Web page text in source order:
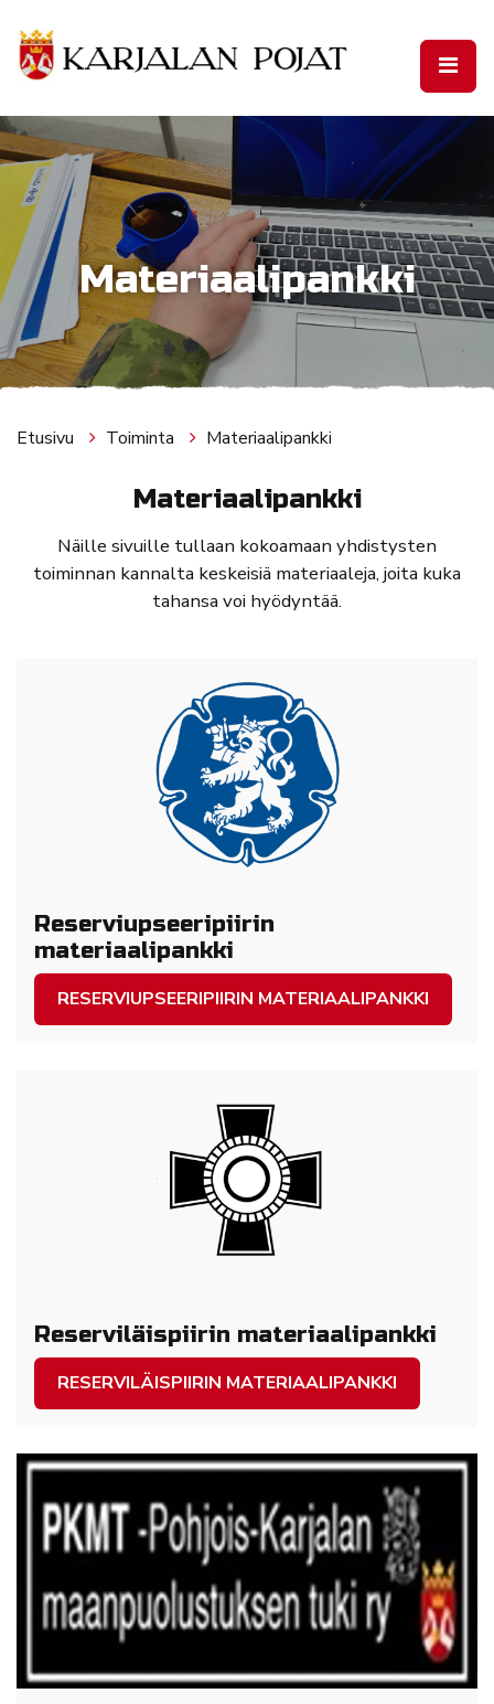
Materiaalipankki
Etusivu Toiminta Materiaalipankki
Materiaalipankki
Näille sivuille tullaan kokoamaan yhdistysten
toiminnan kannalta keskeisiä materiaaleja, joita kuka
tahansa voi hyödyntää.
Reserviupseeripiirin
materiaalipankki
RESERVIUPSEERIPIIRIN MATERIAALIPANKKI
Reserviläispiirin materiaalipankki
RESERVILÄISPIIRIN MATERIAALIPANKKI